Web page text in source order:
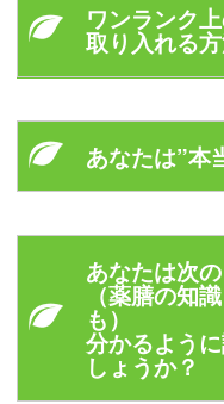
ワンランク
取り入れる
あなたは”本
さらなる知識を深め
こちらは基礎編で学
識を深めるためにお
です。
冬に特化したセミナ
あなたは次
（薬膳の知
も）
分かるよう
しょうか？